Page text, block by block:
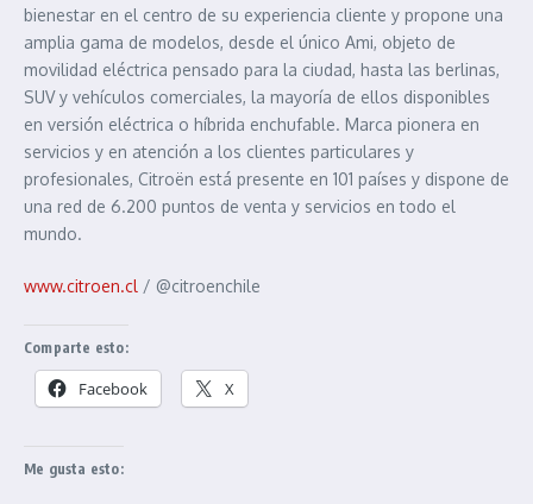
bienestar en el centro de su experiencia cliente y propone una
amplia gama de modelos, desde el único Ami, objeto de
movilidad eléctrica pensado para la ciudad, hasta las berlinas,
SUV y vehículos comerciales, la mayoría de ellos disponibles
en versión eléctrica o híbrida enchufable. Marca pionera en
servicios y en atención a los clientes particulares y
profesionales, Citroën está presente en 101 países y dispone de
una red de 6.200 puntos de venta y servicios en todo el
mundo.
www.citroen.cl / @citroenchile
Comparte esto:
Facebook X
Me gusta esto: